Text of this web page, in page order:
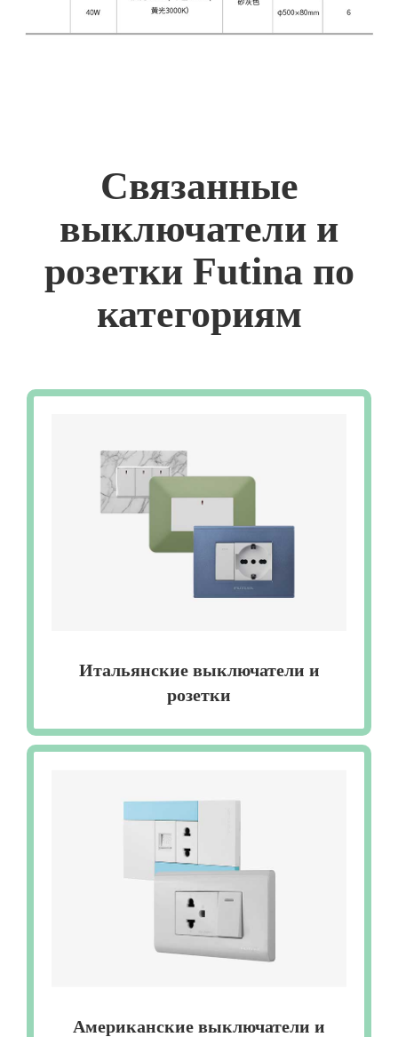
Связанные
выключатели и
розетки Futina по
категориям
Итальянские выключатели и
розетки
Американские выключатели и